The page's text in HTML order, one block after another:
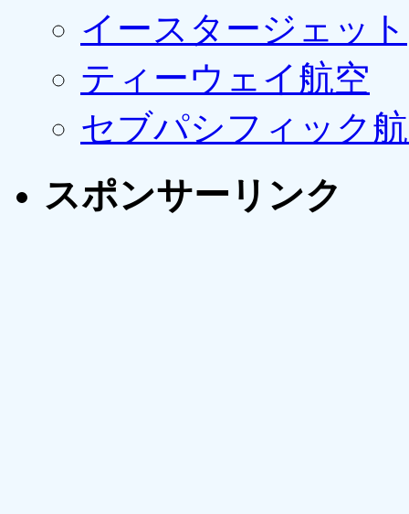
イースタージェット
ティーウェイ航空
セブパシフィック
スポンサーリンク